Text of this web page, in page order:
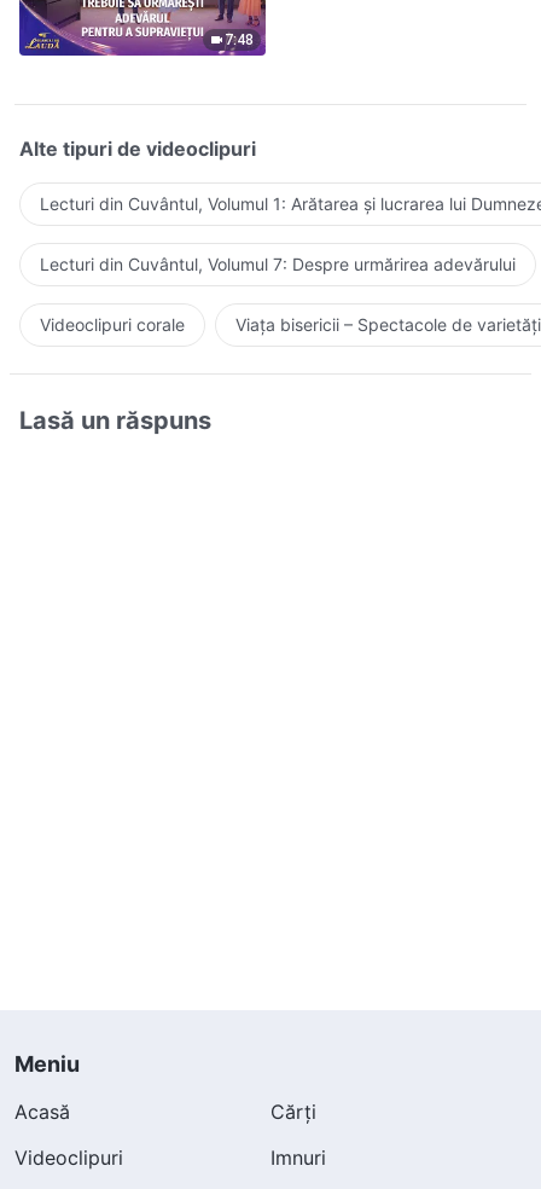
7:48
Alte tipuri de videoclipuri
Lecturi din Cuvântul, Volumul 1: Arătarea și lucrarea lui
Lecturi din Cuvântul, Volumul 7: Despre urmărirea adevărului
Videoclipuri corale Viața bisericii – Spectacole de varietăți
Lasă un răspuns
Meniu
Acasă
Cărți
Videoclipuri
Imnuri